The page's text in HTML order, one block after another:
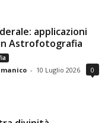
applicazioni
Astrofotografia
- 10 Luglio 2026 0